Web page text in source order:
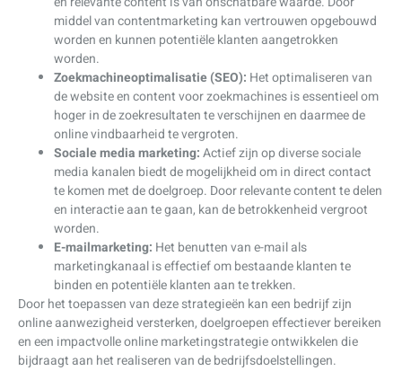
middel van contentmarketing kan vertrouwen opgebouwd
worden en kunnen potentiële klanten aangetrokken
worden.
Zoekmachineoptimalisatie (SEO): Het optimaliseren van
de website en content voor zoekmachines is essentieel om
hoger in de zoekresultaten te verschijnen en daarmee de
online vindbaarheid te vergroten.
Sociale media marketing:Actief zijn op diverse sociale
media kanalen biedt de mogelijkheid om in direct contact
te komen met de doelgroep. Door relevante content te delen
en interactie aan te gaan, kan de betrokkenheid vergroot
worden.
E-mailmarketing: Het benutten van e-mail als
marketingkanaal is effectief om bestaande klanten te
binden en potentiële klanten aan te trekken.
Door het toepassen van deze strategieën kan een bedrijf zijn
online aanwezigheid versterken, doelgroepen effectiever bereiken
en een impactvolle online marketingstrategie ontwikkelen die
bijdraagt aan het realiseren van de bedrijfsdoelstellingen.